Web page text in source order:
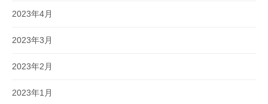
2023年4月
2023年3月
2023年2月
2023年1月